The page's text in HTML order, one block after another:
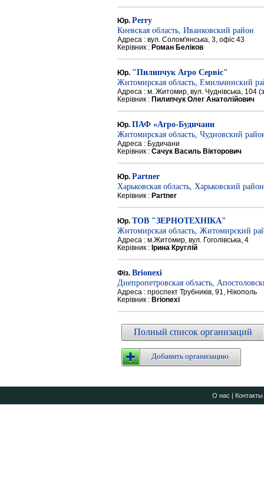
Юр. Perry
Киевская область, Иванковский район
Адреса : вул. Солом'янська, 3, офіс 43
Керівник : Роман Беліков
Юр. "Пилипчук Агро Сервіс"
Житомирская область, Емильчинский
Адреса : м. Житомир, вул. Чуднівська, 104
Керівник : Пилипчук Олег Анатолійович
Юр. ПАФ «Агро-Будичани
Житомирская область, Чудновский
Адреса : Будичани
Керівник : Сачук Василь Вікторович
Юр. Partner
Харьковская область, Харьковский район
Керівник : Partner
Юр. ТОВ "ЗЕРНОТЕХНІКА"
Житомирская область, Житомирский
Адреса : м.Житомир, вул. Гоголівська, 4
Керівник : Ірина Круглій
Фіз. Brionexi
Днепропетровская область,
Адреса : проспект Трубників, 91, Нікополь
Керівник : Brionexi
Полный список организаций
Добавить организацию
О нас | Контакты